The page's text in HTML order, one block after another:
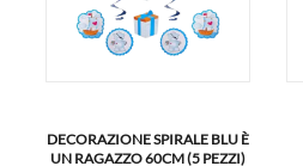
DECORAZIONE SPIRALE BLU È
UN RAGAZZO 60CM (5 PEZZI)